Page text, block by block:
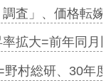
査」、価格転
拡大=前年同
野村総研、30年